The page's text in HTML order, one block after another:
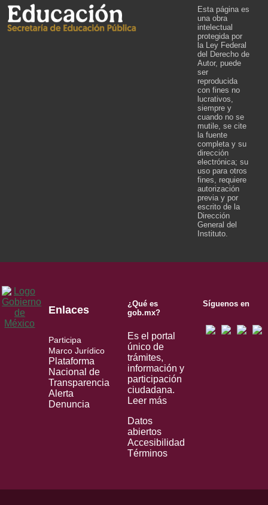
Esta página es
una obra
intelectual
protegida por
la Ley Federal
del Derecho de
Autor, puede
ser
reproducida
con fines no
lucrativos,
siempre y
cuando no se
mutile, se cite
la fuente
completa y su
dirección
electrónica; su
uso para otros
fines, requiere
autorización
previa y por
escrito de la
Dirección
General del
Instituto.
Enlaces
Participa
Marco Jurídico
Plataforma
Nacional de
Transparencia
Alerta
Denuncia
¿Qué es
gob.mx?
Es el portal
único de
trámites,
información y
participación
ciudadana.
Leer más
Datos
abiertos
Accesibilidad
Términos
Síguenos en